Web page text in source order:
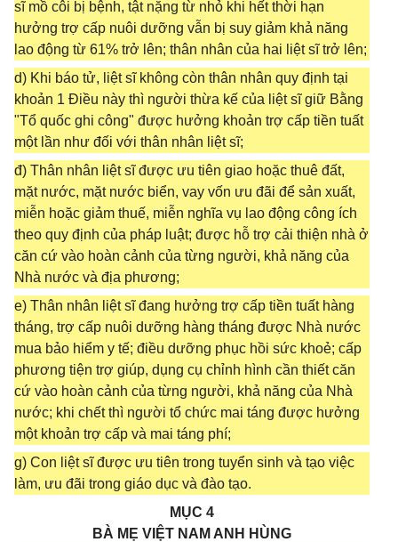
sĩ mồ côi bị bệnh, tật nặng từ nhỏ khi hết thời hạn
hưởng trợ cấp nuôi dưỡng vẫn bị suy giảm khả năng
lao động từ 61% trở lên; thân nhân của hai liệt sĩ trở lên;
d) Khi báo tử, liệt sĩ không còn thân nhân quy định tại
khoản 1 Điều này thì người thừa kế của liệt sĩ giữ Bằng
"Tổ quốc ghi công" được hưởng khoản trợ cấp tiền tuất
một lần như đối với thân nhân liệt sĩ;
đ) Thân nhân liệt sĩ được ưu tiên giao hoặc thuê đất,
mặt nước, mặt nước biển, vay vốn ưu đãi để sản xuất,
miễn hoặc giảm thuế, miễn nghĩa vụ lao động công ích
theo quy định của pháp luật; được hỗ trợ cải thiện nhà ở
căn cứ vào hoàn cảnh của từng người, khả năng của
Nhà nước và địa phương;
e) Thân nhân liệt sĩ đang hưởng trợ cấp tiền tuất hàng
tháng, trợ cấp nuôi dưỡng hàng tháng được Nhà nước
mua bảo hiểm y tế; điều dưỡng phục hồi sức khoẻ; cấp
phương tiện trợ giúp, dụng cụ chỉnh hình cần thiết căn
cứ vào hoàn cảnh của từng người, khả năng của Nhà
nước; khi chết thì người tổ chức mai táng được hưởng
một khoản trợ cấp và mai táng phí;
g) Con liệt sĩ được ưu tiên trong tuyển sinh và tạo việc
làm, ưu đãi trong giáo dục và đào tạo.
MỤC 4
BÀ MẸ VIỆT NAM ANH HÙNG